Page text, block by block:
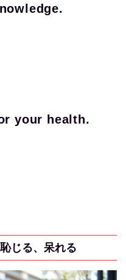
your health.
恥じる、呆れる